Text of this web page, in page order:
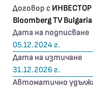
Договор с ИНВЕСТОР
Bloomberg TV
Дата на подписване
05.12.2024 г.
Дата на изтичане
31.12.2026 г.
Автоматично